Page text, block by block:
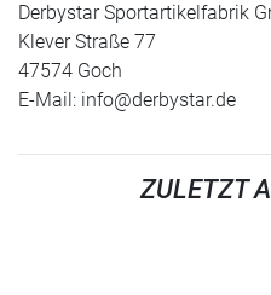
Derbystar Sportartikelfabrik
Klever Straße 77
47574 Goch
E-Mail: info@derbystar.de
ZULETZT